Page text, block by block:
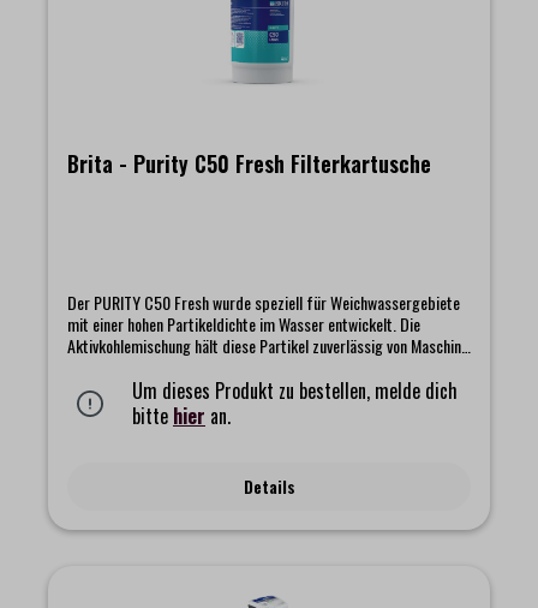
Brita - Purity C50 Fresh Filterkartusche
Der PURITY C50 Fresh wurde speziell für Weichwassergebiete
mit einer hohen Partikeldichte im Wasser entwickelt. Die
Aktivkohlemischung hält diese Partikel zuverlässig von Maschine
Geschmack.• Bestmöglicher Maschinenschutz auch bei hoher
Partikeldichte• Reduktion von Chlor sowie allen anderen
geruchs- und geschmacksstörenden Substanzen durch den
Um dieses Produkt zu bestellen, melde dich
bitte hier an.
Details